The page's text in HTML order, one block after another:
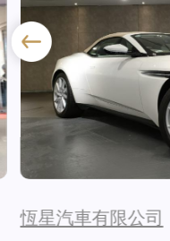
恆星汽車有限公司